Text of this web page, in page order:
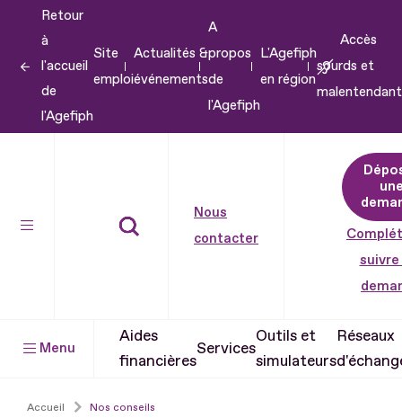
contenu
Retour
à
l'accueil
de
l'Agefiph
Site
emploi
Actualités &
événements
A
propos
de
l'Agefiph
L'Agefiph
en région
Accès
sourds et
Nous
contacter
suivre
Menu
Aides
financières
Services
Outils et
simulateurs
Réseaux
Accueil Nos conseils